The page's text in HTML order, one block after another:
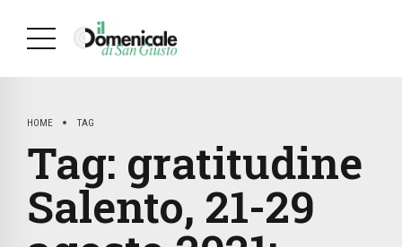
HOME TAG
Tag: gratitudine
Salento, 21-29